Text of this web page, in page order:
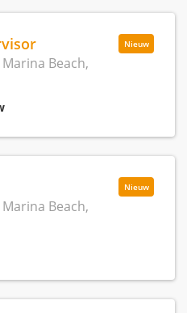
Nieuw
Beach,
Nieuw
Beach,